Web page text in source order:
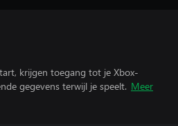
krijgen toegang tot je Xbox-
gegevens terwijl je speelt. Meer